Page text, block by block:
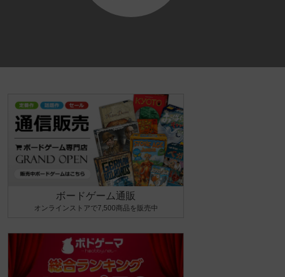
ボードゲーム通販
オンラインストアで7,500商品を販売中